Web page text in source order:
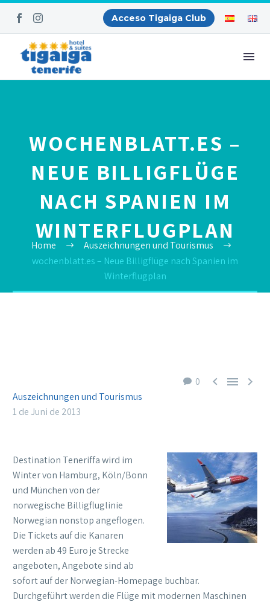
Acceso Tigaiga Club
WOCHENBLATT.ES –
NEUE BILLIGFLÜGE
NACH SPANIEN IM
WINTERFLUGPLAN
Home
Auszeichnungen und Tourismus
wochenblatt.es – Neue Billigflüge nach Spanien im
Winterflugplan
0   
Auszeichnungen und Tourismus
1 de Juni de 2013
Destination Teneriffa wird im
Winter von Hamburg, Köln/Bonn
und München von der
norwegische Billigfluglinie
Norwegian nonstop angeflogen.
Die Tickets auf die Kanaren
werden ab 49 Euro je Strecke
angeboten, Angebote sind ab
sofort auf der Norwegian-Homepage buchbar.
Durchgeführt werden die Flüge mit modernen Maschinen